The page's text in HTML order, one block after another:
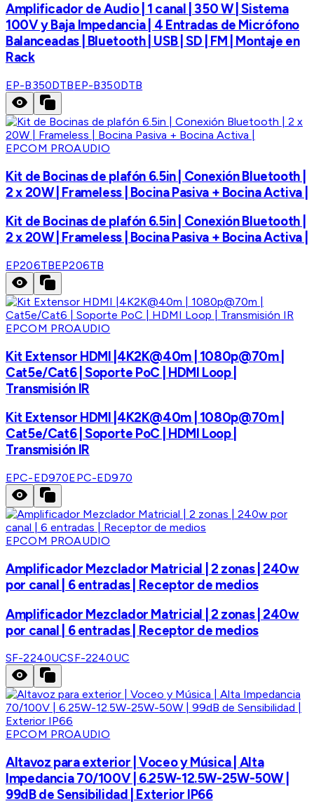
Amplificador de Audio | 1 canal | 350 W | Sistema
100V y Baja Impedancia | 4 Entradas de Micrófono
Balanceadas | Bluetooth | USB | SD | FM | Montaje en
Rack
EP-B350DTBEP-B350DTB
EPCOM PROAUDIO
Kit de Bocinas de plafón 6.5in | Conexión Bluetooth |
2 x 20W | Frameless | Bocina Pasiva + Bocina Activa |
Kit de Bocinas de plafón 6.5in | Conexión Bluetooth |
2 x 20W | Frameless | Bocina Pasiva + Bocina Activa |
EP206TBEP206TB
EPCOM PROAUDIO
Kit Extensor HDMI |4K2K@40m | 1080p@70m |
Cat5e/Cat6 | Soporte PoC | HDMI Loop |
Transmisión IR
Kit Extensor HDMI |4K2K@40m | 1080p@70m |
Cat5e/Cat6 | Soporte PoC | HDMI Loop |
Transmisión IR
EPC-ED970EPC-ED970
EPCOM PROAUDIO
Amplificador Mezclador Matricial | 2 zonas | 240w
por canal | 6 entradas | Receptor de medios
Amplificador Mezclador Matricial | 2 zonas | 240w
por canal | 6 entradas | Receptor de medios
SF-2240UCSF-2240UC
EPCOM PROAUDIO
Altavoz para exterior | Voceo y Música | Alta
Impedancia 70/100V | 6.25W-12.5W-25W-50W |
99dB de Sensibilidad | Exterior IP66